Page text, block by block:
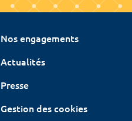
Nos engagements
Actualités
Presse
Gestion des cookies